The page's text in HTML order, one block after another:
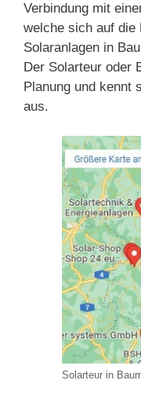
Verbindung mit
welche sich auf die
Solaranlagen in
Der Solarteur oder
Planung und kennt
aus.
Solarteur in